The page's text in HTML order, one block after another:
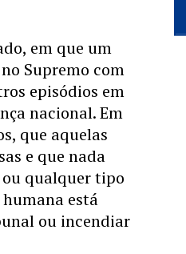
em que um
Supremo com
episódios em
nacional. Em
que aquelas
e que nada
qualquer tipo
está
ou incendiar